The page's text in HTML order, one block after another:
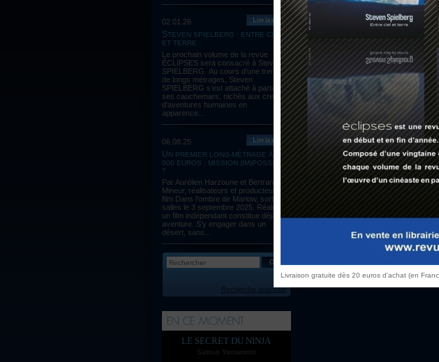
02.01.26
STEVEN SPIELBERG : ENTRE CIEL
ET TERRE
Le prochain volume de la revue
ÉCLIPSES sera consacré à Steven
SPIELBERG. Au cours d’une trentaine
de longs métrages, Steven
SPIELBERG s’est attaché à partager
ses cauchemars, nichés aux creux
d’aventures humaines en
apparence...
Lire la suite
06.08.25
UN PREMIER LONG-MÉTRAGE À 60
000 EUROS : MISSION (IM)POSSIBLE
?
Par Aurélien Harzoune et Bertrand
Mineur, réalisateurs et producteurs du
film Dans l’ombre de Marlow, sortie en
salles le 3 septembre 2025. Réaliser
un film indépendant constitue déjà une
aventure. S’y engager dans un
désert, sans...
Lire la suite
Recherche avancée
LE SECRET DU NINJA
Satsuo Yamamoto
Retour à la liste
Livraison gratuite dès 20 euros d'achat (en